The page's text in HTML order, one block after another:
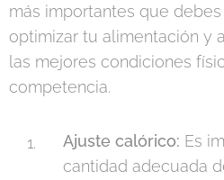
más importantes que
optimizar tu alimentación y
las mejores condiciones
competencia.
Ajuste calórico: Es
cantidad adecuada